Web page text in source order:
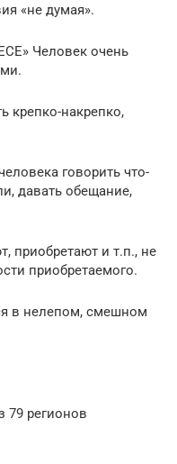
«не думая».
Человек очень
крепко-накрепко,
говорить что-
давать обещание,
приобретают и т.п., не
приобретаемого.
в нелепом, смешном
79 регионов